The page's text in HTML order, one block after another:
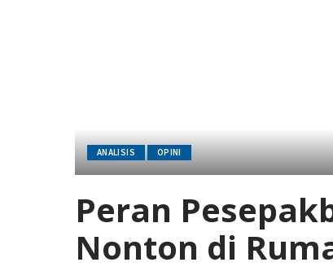
ANALISIS OPINI
Peran
Nonton di